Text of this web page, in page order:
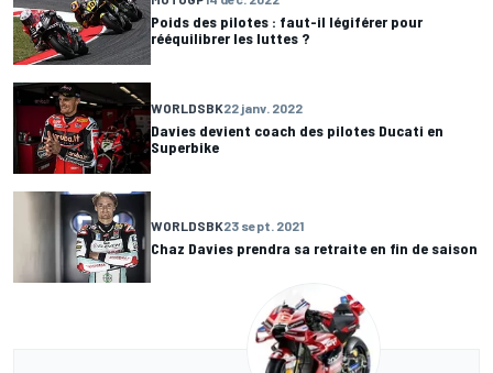
Poids des pilotes : faut-il légiférer pour
rééquilibrer les luttes ?
WORLDSBK22 janv. 2022
Davies devient coach des pilotes Ducati en
Superbike
WORLDSBK23 sept. 2021
Chaz Davies prendra sa retraite en fin de saison